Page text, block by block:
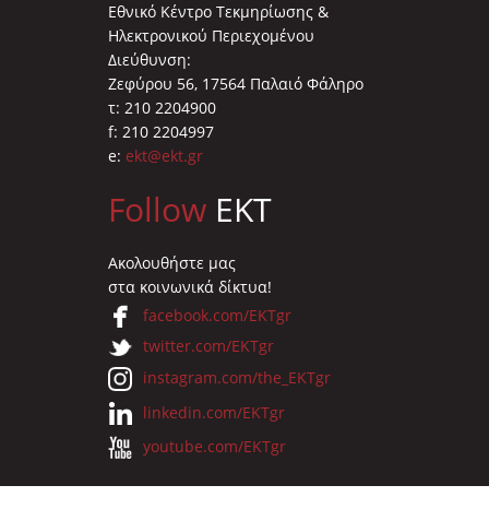
Εθνικό Κέντρο Τεκμηρίωσης &
Ηλεκτρονικού Περιεχομένου
Διεύθυνση:
Ζεφύρου 56, 17564 Παλαιό Φάληρο
τ: 210 2204900
f: 210 2204997
e: ekt@ekt.gr
Follow EKT
Ακολουθήστε μας
στα κοινωνικά δίκτυα!
facebook.com/EKTgr
twitter.com/EKTgr
instagram.com/the_EKTgr
linkedin.com/EKTgr
youtube.com/EKTgr